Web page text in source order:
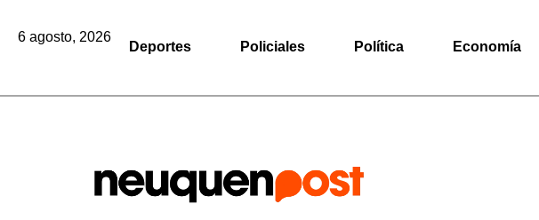
6 agosto, 2026
Deportes Policiales Política Economía